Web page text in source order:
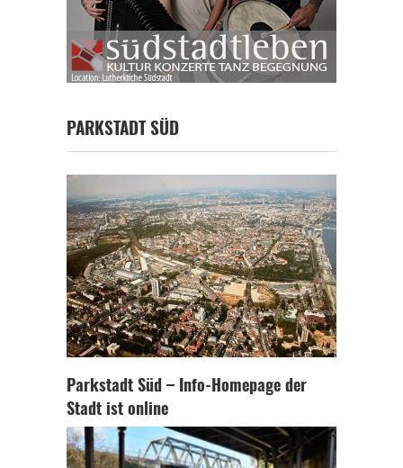
PARKSTADT SÜD
Parkstadt Süd – Info-Homepage der
Stadt ist online